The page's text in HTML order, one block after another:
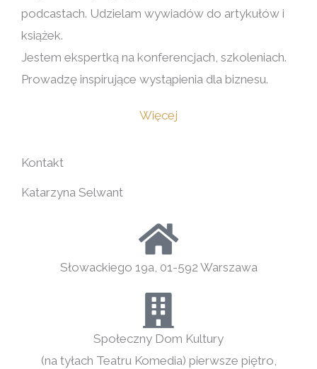
podcastach. Udzielam wywiadów do artykułów i
książek.
Jestem ekspertką na konferencjach, szkoleniach.
Prowadzę inspirujące wystąpienia dla biznesu.
Więcej
Kontakt
Katarzyna Selwant
Słowackiego 19a, 01-592 Warszawa
Społeczny Dom Kultury
(na tyłach Teatru Komedia) pierwsze piętro,